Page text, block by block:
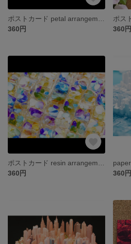
360円
360円
360円
360円